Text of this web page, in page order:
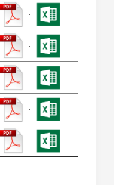
-
-
-
-
-